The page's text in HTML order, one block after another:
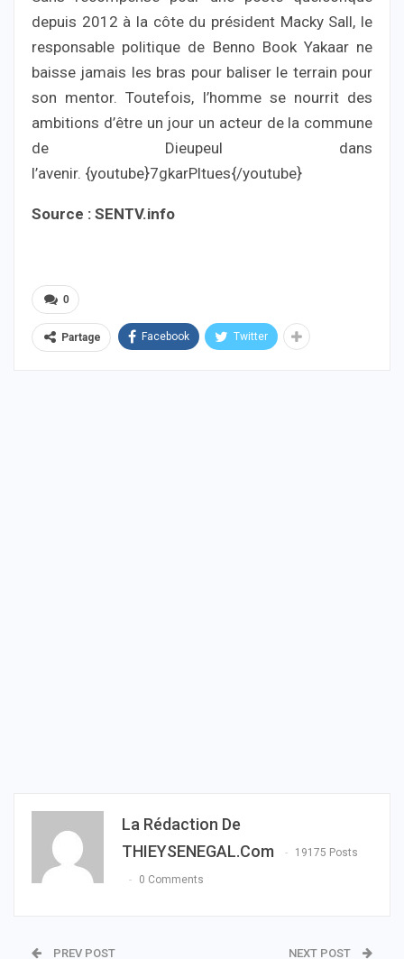
depuis 2012 à la côte du président Macky Sall, le
responsable politique de Benno Book Yakaar ne
baisse jamais les bras pour baliser le terrain pour
son mentor. Toutefois, l’homme se nourrit des
ambitions d’être un jour un acteur de la commune
de Dieupeul dans
l’avenir. {youtube}7gkarPltues{/youtube}
Source : SENTV.info
0
Partage Facebook Twitter
La Rédaction De
THIEYSENEGAL.com
19175 Posts
0 Comments
PREV POST NEXT POST